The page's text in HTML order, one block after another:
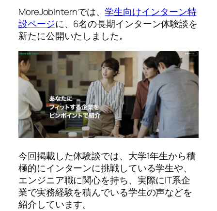
MoreJobInternでは、学生向けインターン特
設ページに、6名の長期インターン体験談を
新たに公開いたしました。
今回掲載した体験談では、大学1年生から積
極的にインターンに挑戦している学生や、
エンジニア職に関心を持ち、実際にIT系企
業で実務経験を積んでいる学生の声などを
紹介しています。